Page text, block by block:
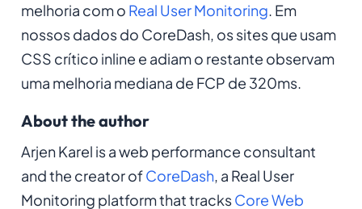
melhoria com o Real User Monitoring. Em
nossos dados do CoreDash, os sites que usam
CSS crítico inline e adiam o restante observam
uma melhoria mediana de FCP de 320ms.
About the author
Arjen Karel is a web performance consultant
and the creator ofCoreDash, a Real User
Monitoring platform that tracksCore Web